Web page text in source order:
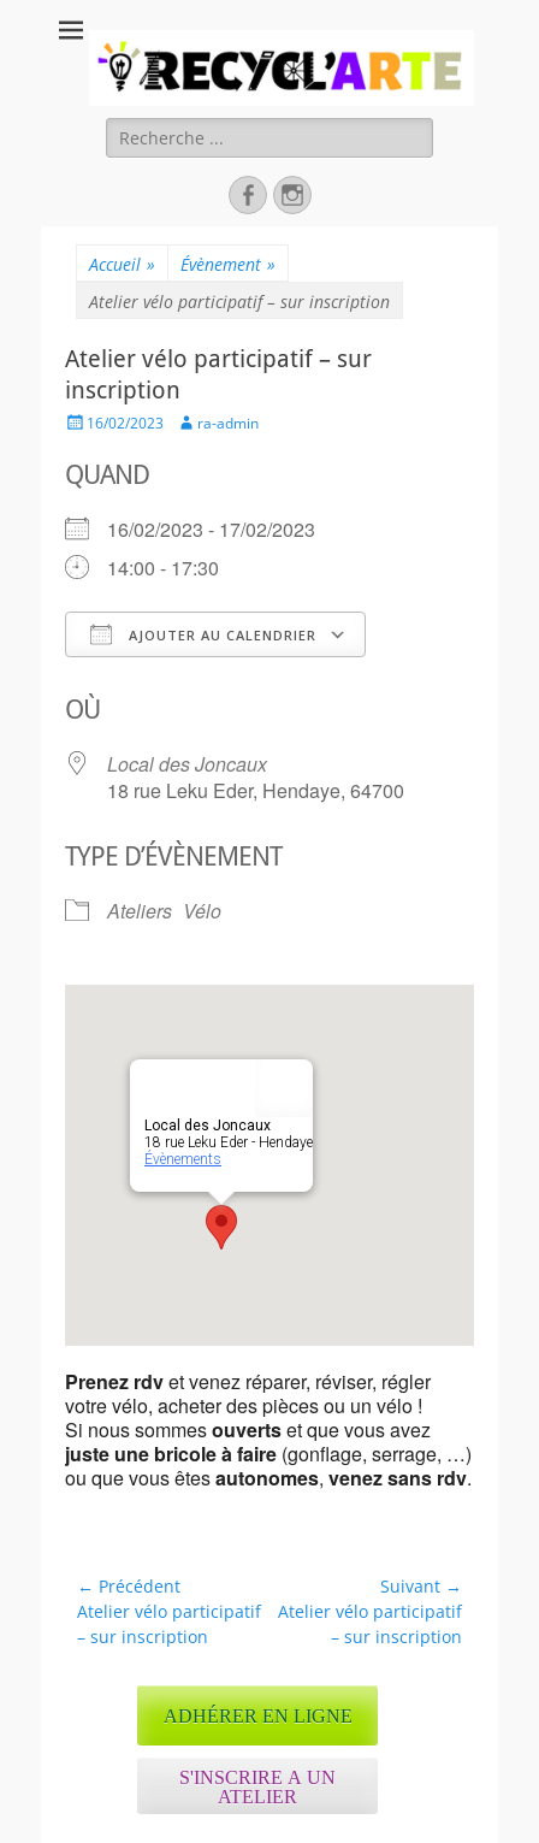
Recycl'Arte, faire
soi-même et
réduire les
déchets
Rechercher :
FacebookInstagram
Accueil » Évènement »
Atelier vélo participatif – sur inscription
Atelier vélo participatif – sur
inscription
Posted16/02/2023 Authorra-admin
QUAND
16/02/2023 - 17/02/2023
14:00 - 17:30
AJOUTER AU CALENDRIER
OÙ
Local des Joncaux
18 rue Leku Eder, Hendaye, 64700
TYPE D’ÉVÈNEMENT
Ateliers Vélo
Local des Joncaux
18 rue Leku Eder - Hendaye
Évènements
Prenez rdvet venez réparer, réviser, régler
votre vélo, acheter des pièces ou un vélo !
Si nous sommesouvertset que vous avez
juste une bricole à faire (gonflage, serrage, …)
ou que vous êtesautonomes, venez sans rdv.
Navigation
de
l’article
← Précédent
Article
précédent :
Atelier vélo participatif
– sur inscription
Suivant →
Article
suivant :
Atelier vélo participatif
– sur inscription
ADHÉRER EN LIGNE
S'INSCRIRE A UN
ATELIER